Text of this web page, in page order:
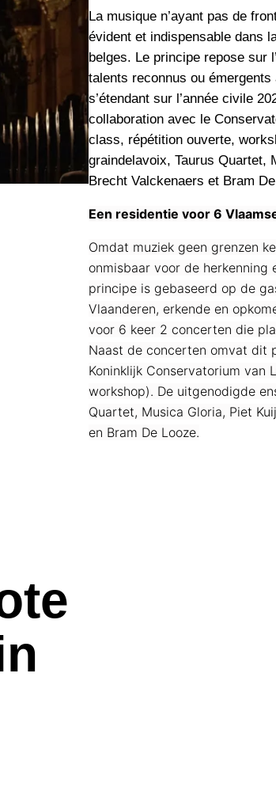
La musique n’ayant pas de
évident et indispensable dans
belges. Le principe repose sur
talents reconnus ou
s’étendant sur l’année civile
collaboration avec le
class, répétition ouverte,
graindelavoix, Taurus Quartet,
Brecht Valckenaers et Bram
Een residentie voor 6
Omdat muziek geen grenzen
onmisbaar voor de
principe is gebaseerd op de
Vlaanderen, erkende en
voor 6 keer 2 concerten die
Naast de concerten omvat dit
Koninklijk Conservatorium van
workshop). De uitgenodigde
Quartet, Musica Gloria, Piet
en Bram De Looze.